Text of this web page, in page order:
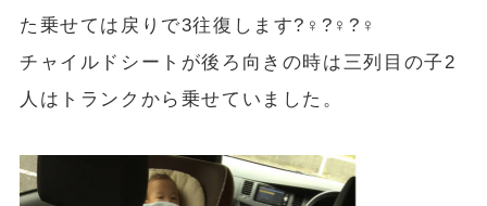
た乗せては戻りで3往復します?‍♀️?‍♀️?‍♀️
チャイルドシートが後ろ向きの時は三列目の子2
人はトランクから乗せていました。